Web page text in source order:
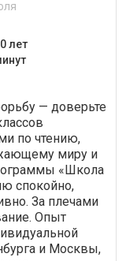
лет
— доверьте
по чтению,
миру и
«Школа
спокойно,
За плечами
Опыт
и Москвы,